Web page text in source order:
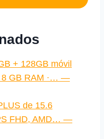
+ 128GB móvil
8 GB RAM ·… —
de 15.6
FHD, AMD… —